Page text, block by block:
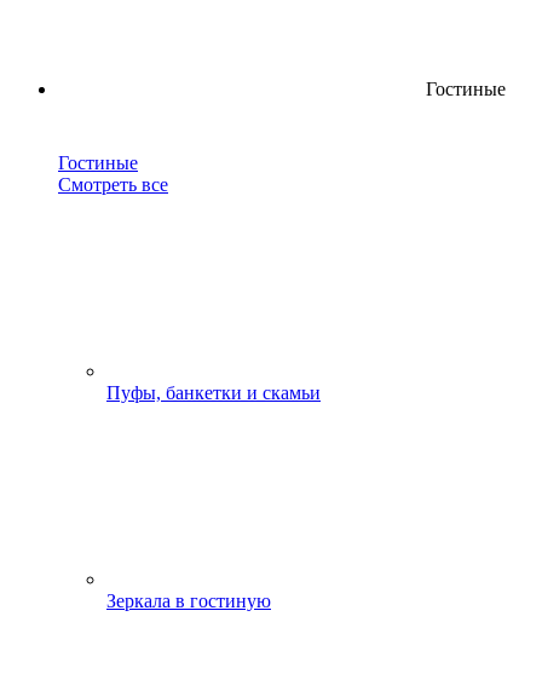
Гостиные
Гостиные
Смотреть все
Пуфы, банкетки и скамьи
Зеркала в гостиную